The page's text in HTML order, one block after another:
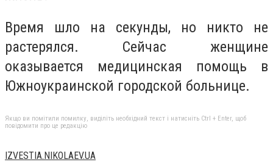
Время шло на секунды, но никто не
растерялся. Сейчас женщине
оказывается медицинская помощь в
Южноукраинской городской больнице.
Якщо ви помітили помилку, виділіть необхідний текст і натисніть Ctrl + Enter, щоб
повідомити про це редакцію
IZVESTIA.NIKOLAEV.UA